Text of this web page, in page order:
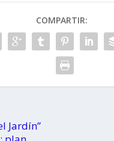
COMPARTIR:
Jardín”